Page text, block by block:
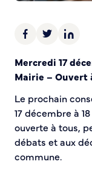
Mercredi 17
Mairie – Ouvert
Le prochain
17 décembre à
ouverte à tous,
débats et aux
commune.
Sécurité
Police
Pré-plainte en
Vidéoprotection
Aide à
Horaires pour le
Infos pratiques